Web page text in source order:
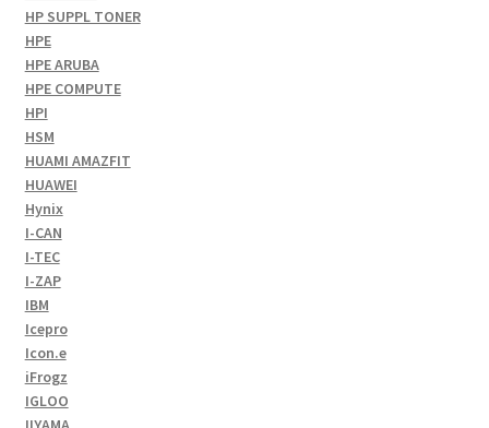
HP SUPPL TONER
HPE
HPE ARUBA
HPE COMPUTE
HPI
HSM
HUAMI AMAZFIT
HUAWEI
Hynix
I-CAN
I-TEC
I-ZAP
IBM
Icepro
Icon.e
iFrogz
IGLOO